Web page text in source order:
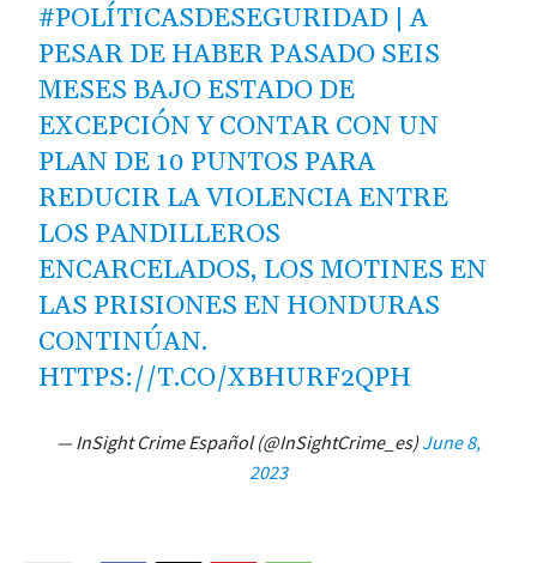
#POLÍTICASDESEGURIDAD | A
PESAR DE HABER PASADO SEIS
MESES BAJO ESTADO DE
EXCEPCIÓN Y CONTAR CON UN
PLAN DE 10 PUNTOS PARA
REDUCIR LA VIOLENCIA ENTRE
LOS PANDILLEROS
ENCARCELADOS, LOS MOTINES EN
LAS PRISIONES EN HONDURAS
CONTINÚAN.
HTTPS://T.CO/XBHURF2QPH
— InSight Crime Español (@InSightCrime_es) June 8,
2023